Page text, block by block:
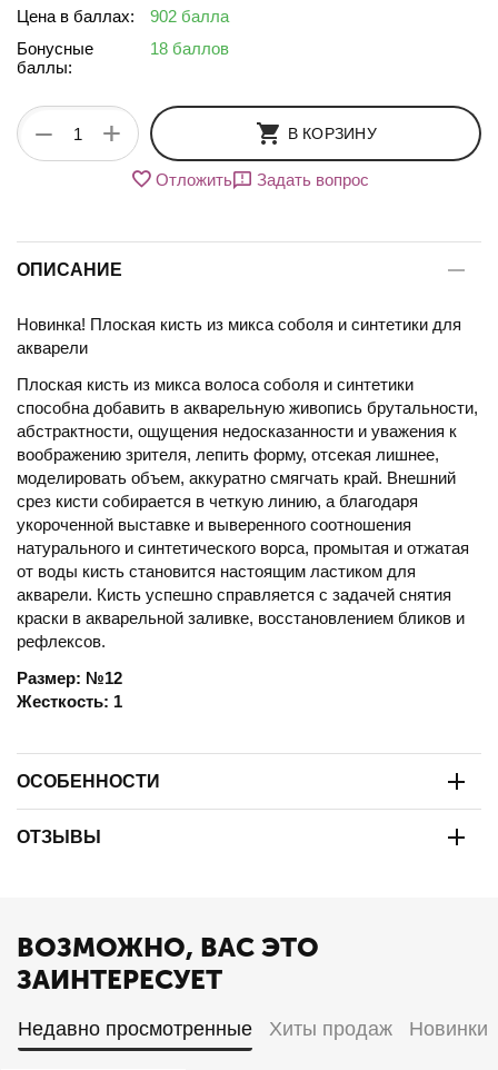
Цена в баллах:
902 балла
Бонусные
баллы:
18 баллов
+
− В КОРЗИНУ
Отложить Задать вопрос
ОПИСАНИЕ
Новинка! Плоская кисть из микса соболя и синтетики для
акварели
Плоская кисть из микса волоса соболя и синтетики
способна добавить в акварельную живопись брутальности,
абстрактности, ощущения недосказанности и уважения к
воображению зрителя, лепить форму, отсекая лишнее,
моделировать объем, аккуратно смягчать край. Внешний
срез кисти собирается в четкую линию, а благодаря
укороченной выставке и выверенного соотношения
натурального и синтетического ворса, промытая и отжатая
от воды кисть становится настоящим ластиком для
акварели. Кисть успешно справляется с задачей снятия
краски в акварельной заливке, восстановлением бликов и
рефлексов.
Размер: №12
Жесткость: 1
ОСОБЕННОСТИ
ОТЗЫВЫ
ВОЗМОЖНО, ВАС ЭТО
ЗАИНТЕРЕСУЕТ
Недавно просмотренные Хиты продаж Новинки